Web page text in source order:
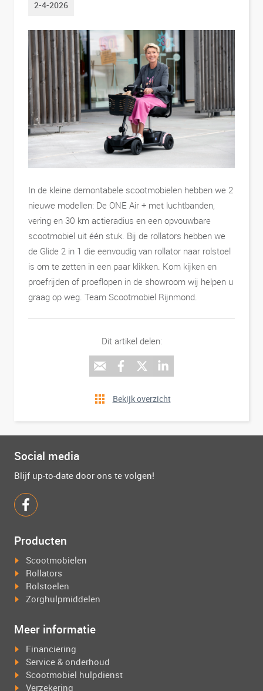
2-4-2026
In de kleine demontabele scootmobielen hebben we 2
nieuwe modellen: De ONE Air + met luchtbanden,
vering en 30 km actieradius en een opvouwbare
scootmobiel uit één stuk. Bij de rollators hebben we
de Glide 2 in 1 die eenvoudig van rollator naar rolstoel
is om te zetten in een paar klikken. Kom kijken en
proefrijden of proeflopen in de showroom wij helpen u
graag op weg. Team Scootmobiel Rijnmond.
Dit artikel delen:
Bekijk overzicht
Social media
Blijf up-to-date door ons te volgen!
Producten
Scootmobielen
Rollators
Rolstoelen
Zorghulpmiddelen
Meer informatie
Financiering
Service & onderhoud
Scootmobiel hulpdienst
Verzekering